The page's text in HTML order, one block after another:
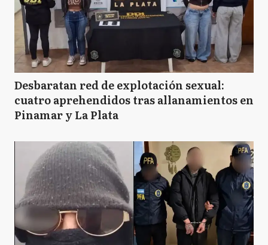
Desbaratan red de explotación sexual:
cuatro aprehendidos tras allanamientos en
Pinamar y La Plata